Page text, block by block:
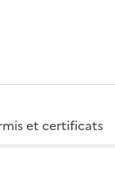
et certificats